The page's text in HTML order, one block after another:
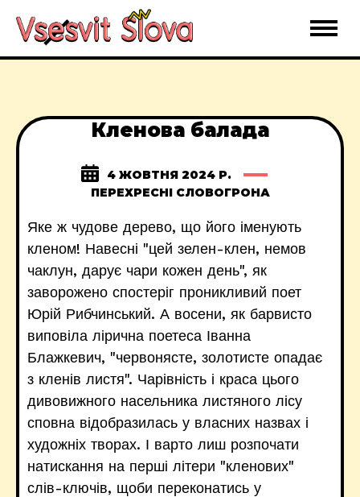
Кленова балада
4 ЖОВТНЯ 2024 Р.
ПЕРЕХРЕСНІ СЛОВОГРОНА
Яке ж чудове дерево, що його іменують
кленом! Навесні "цей зелен-клен, немов
чаклун, дарує чари кожен день", як
заворожено спостеріг проникливий поет
Юрій Рибчинський. А восени, як барвисто
виповіла лірична поетеса Іванна
Блажкевич, "червонясте, золотисте опадає
з кленів листя". Чарівність і краса цього
дивовижного насельника листяного лісу
сповна відобразилась у власних назвах і
художніх творах. І варто лиш розпочати
натискання на перші літери "кленових"
слів-ключів, щоби переконатись у